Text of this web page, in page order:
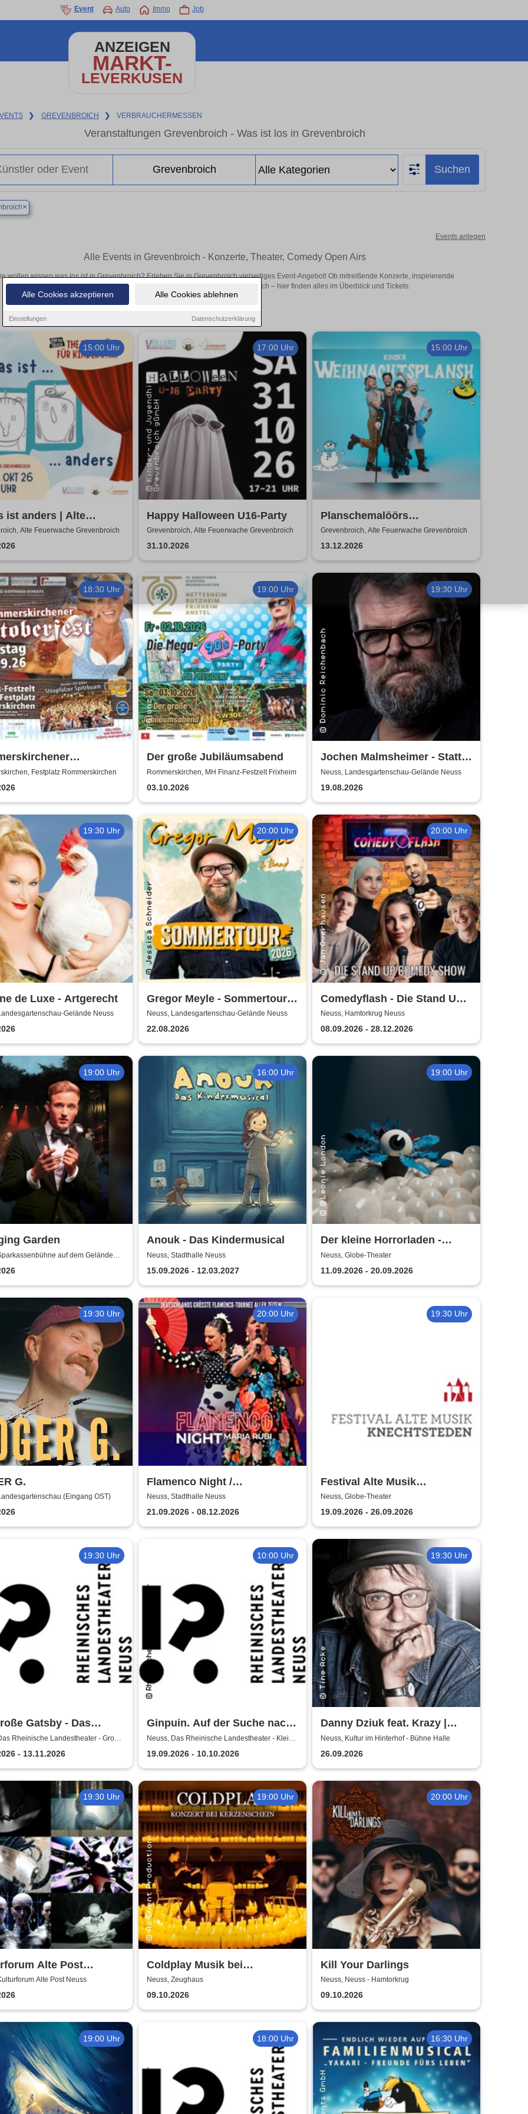
Alle Cookies akzeptieren Alle Cookies ablehnen
Einstellungen Datenschutzerklärung
Event Auto Immo Job
ANZEIGEN
MARKT-
LEVERKUSEN
❯ GREVENBROICH ❯ VERBRAUCHERMESSEN
Veranstaltungen Grevenbroich - Was ist los in Grevenbroich
Suchen
×
Events anlegen
Alle Events in Grevenbroich - Konzerte, Theater, Comedy Open Airs
wollen wissen was los ist in Grevenbroich? Erleben Sie in Grevenbroich vielseitiges Event-Angebot! Ob mitreißende Konzerte, inspirierende
Theateraufführungen oder aufregende Veranstaltungen in Grevenbroich – hier finden alles im Überblick und Tickets.
15:00 Uhr
ist anders | Alte
Grevenbroich |
Theater aus
Alte Feuerwache Grevenbroich
17:00 Uhr
Happy Halloween U16-Party
Grevenbroich, Alte Feuerwache Grevenbroich
31.10.2026
15:00 Uhr
Planschemalöörs
Kinderweihnachtsplansch
Grevenbroich, Alte Feuerwache Grevenbroich
13.12.2026
18:30 Uhr
- Auf geht´s -
Festplatz Rommerskirchen
19:00 Uhr
Der große Jubiläumsabend
Rommerskirchen, MH Finanz-Festzelt Frixheim
03.10.2026
19:30 Uhr
Jochen Malmsheimer - Statt
wesentlich die Welt bewegt,
hab ich wohl nur das Meer
gepflügt
Neuss, Landesgartenschau-Gelände Neuss
19.08.2026
19:30 Uhr
de Luxe - Artgerecht
Gelände Neuss
20:00 Uhr
Gregor Meyle - Sommertour
2026
Neuss, Landesgartenschau-Gelände Neuss
22.08.2026
20:00 Uhr
Comedyflash - Die Stand Up
Comedy Show in Neuss
Neuss, Hamtorkrug Neuss
08.09.2026 - 28.12.2026
19:00 Uhr
Garden
auf dem Gelände
16:00 Uhr
Anouk - Das Kindermusical
Neuss, Stadthalle Neuss
15.09.2026 - 12.03.2027
19:00 Uhr
Der kleine Horrorladen -
Kulturforum Alte Post und
Musikschule Neuss
Neuss, Globe-Theater
11.09.2026 - 20.09.2026
19:30 Uhr
G.
(Eingang OST)
20:00 Uhr
Flamenco Night /
Flamencomanía Tour 26/27 -
Deutschlands größte
Flamenco-Tournee
Neuss, Stadthalle Neuss
21.09.2026 - 08.12.2026
19:30 Uhr
Festival Alte Musik
Knechtsteden
Neuss, Globe-Theater
19.09.2026 - 26.09.2026
19:30 Uhr
Gatsby - Das
Landestheater
Rheinische Landestheater - Große
- 13.11.2026
10:00 Uhr
Ginpuin. Auf der Suche nach
dem großen Glück - Das
Rheinische Landestheater
Neuss
Neuss, Das Rheinische Landestheater - Kleine
19.09.2026 - 10.10.2026
19:30 Uhr
Danny Dziuk feat. Krazy |
Kultur im Hinterhof
Neuss, Kultur im Hinterhof - Bühne Halle
26.09.2026
19:30 Uhr
Alte Post
Layers Respond
Alte Post Neuss
19:00 Uhr
Coldplay Musik bei
Kerzenschein
Neuss, Zeughaus
09.10.2026
20:00 Uhr
Kill Your Darlings
Neuss, Neuss - Hamtorkrug
09.10.2026
19:00 Uhr 18:00 Uhr 16:30 Uhr